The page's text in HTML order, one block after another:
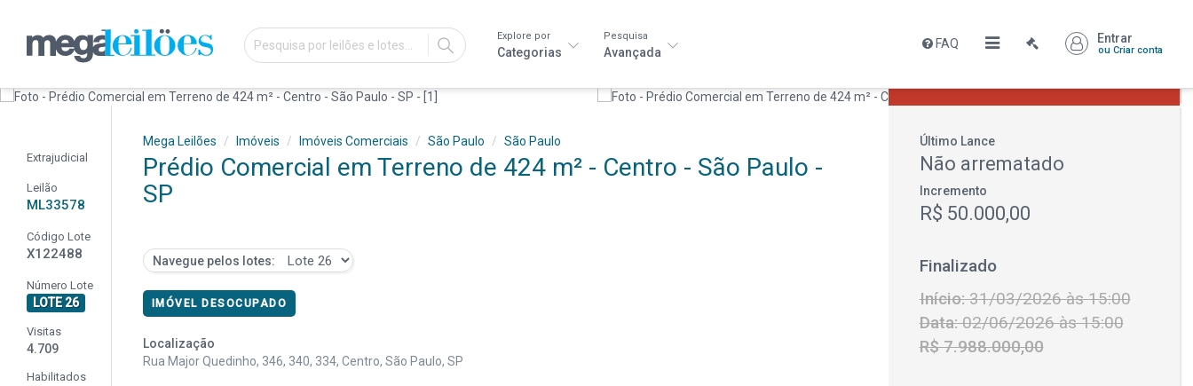
IR
Explore por
Categorias
Pesquisa
Avançada
FAQ Entrar
ou Criar conta
Leilão encerrado
Extrajudicial
Leilão
ML33578
Código Lote
X122488
Número Lote
LOTE 26
Visitas
4.709
Habilitados
Mega Leilões Imóveis Imóveis Comerciais São Paulo São Paulo
Prédio Comercial em Terreno de 424 m² - Centro - São Paulo -
SP
Navegue pelos lotes:
IMÓVEL DESOCUPADO
Localização
Rua Major Quedinho, 346, 340, 334, Centro, São Paulo, SP
Último Lance
Não arrematado
Incremento
R$ 50.000,00
Finalizado
Início:31/03/2026 às 15:00
Data:02/06/2026 às 15:00
R$ 7.988.000,00